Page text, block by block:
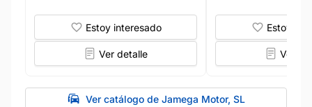
Estoy interesado
Ver detalle
Estoy
Ver
Ver catálogo de Jamega Motor, SL